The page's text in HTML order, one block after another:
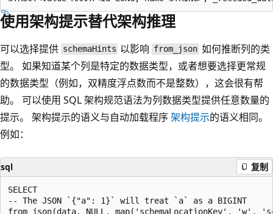
使用架构提示替代架构推理
可以选择提供 schemaHints 以影响 from_json 如何推断列的类
型。 如果知道某个列是特定的数据类型，或者想要选择更常规
的数据类型（例如，双精度浮点数而不是整数），这会很有帮
助。 可以使用 SQL 架构规范语法为列数据类型提供任意数量的
提示。 架构提示的语义与自动加载程序架构提示的语义相同。
例如：
sql 复制
SELECT
-- The JSON `{"a": 1}` will treat `a` as a BIGINT
from_json(data, NULL, map('schemaLocationKey', 'w',